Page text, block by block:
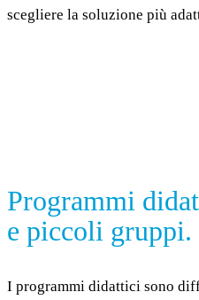
scegliere la soluzione più
Programmi
e piccoli gruppi.
I programmi didattici sono